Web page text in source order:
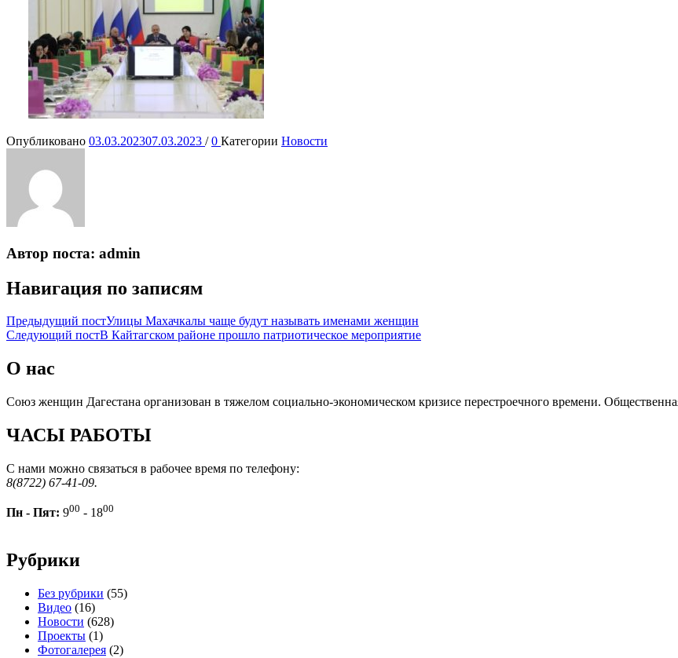
Опубликовано 03.03.202307.03.2023 / 0 Категории Новости
Автор поста: admin
Навигация по записям
Предыдущий постУлицы Махачкалы чаще будут называть именами женщин
Следующий постВ Кайтагском районе прошло патриотическое мероприятие
О нас
Союз женщин Дагестана организован в тяжелом социально-экономическом кризисе перестроечного времени.
ЧАСЫ РАБОТЫ
С нами можно связаться в рабочее время по телефону:
8(8722) 67-41-09.
Пн - Пят: 900 - 1800
Рубрики
Без рубрики (55)
Видео (16)
Новости (628)
Проекты (1)
Фотогалерея (2)